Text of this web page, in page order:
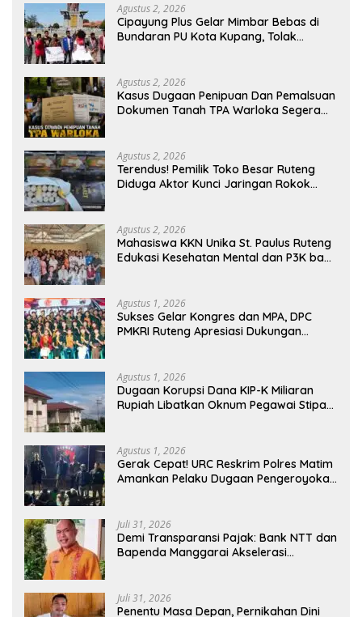
Agustus 2, 2026
Cipayung Plus Gelar Mimbar Bebas di
Bundaran PU Kota Kupang, Tolak
Agustus 2, 2026
Kasus Dugaan Penipuan Dan Pemalsuan
Dokumen Tanah TPA Warloka Segera
Memasuki Fase Krusial
Agustus 2, 2026
Terendus! Pemilik Toko Besar Ruteng
Diduga Aktor Kunci Jaringan Rokok
Agustus 2, 2026
Mahasiswa KKN Unika St. Paulus Ruteng
Edukasi Kesehatan Mental dan P3K bagi
Agustus 1, 2026
Sukses Gelar Kongres dan MPA, DPC
PMKRI Ruteng Apresiasi Dukungan
Agustus 1, 2026
Dugaan Korupsi Dana KIP-K Miliaran
Rupiah Libatkan Oknum Pegawai Stipas
Agustus 1, 2026
Gerak Cepat! URC Reskrim Polres Matim
Amankan Pelaku Dugaan Pengeroyokan
Juli 31, 2026
​Demi Transparansi Pajak: Bank NTT dan
Bapenda Manggarai Akselerasi
Juli 31, 2026
Penentu Masa Depan, Pernikahan Dini